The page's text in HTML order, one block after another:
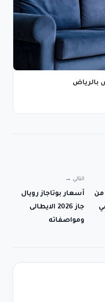
كيف تمكنت شركة EstateBook من
التالي →
أسعار بوتاجاز رويال
جاز 2026 الايطالى
ومواصفاته